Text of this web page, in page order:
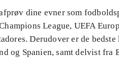
dine evner som
League, UEFA
Derudover er de
og Spanien, samt delvist fra